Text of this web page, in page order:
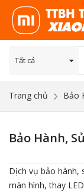
Trang chủ Bảo
Bảo Hành,
Dịch vụ bảo hành,
màn hình, thay